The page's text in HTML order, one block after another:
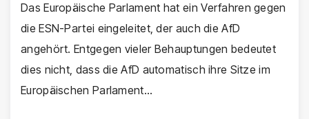
Das Europäische Parlament hat ein Verfahren gegen
die ESN-Partei eingeleitet, der auch die AfD
angehört. Entgegen vieler Behauptungen bedeutet
dies nicht, dass die AfD automatisch ihre Sitze im
Europäischen Parlament…